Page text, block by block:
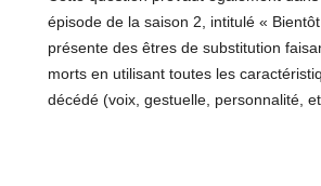
épisode de la saison 2, intitulé «
présente des êtres de substitution
morts en utilisant toutes les
décédé (voix, gestuelle, personnalité,